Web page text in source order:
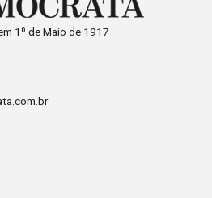
1º de Maio de 1917